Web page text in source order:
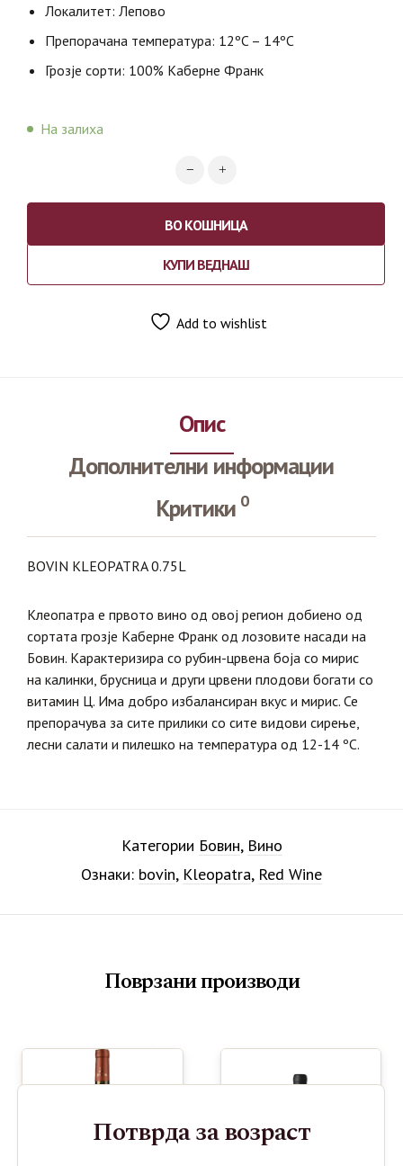
Локалитет: Лепово
Препорачана температура: 12ºC – 14ºC
Грозје сорти: 100% Каберне Франк
На залиха
ВО КОШНИЦА
КУПИ ВЕДНАШ
Add to wishlist
Опис
Дополнителни информации
Критики 0
BOVIN KLEOPATRA 0.75L
Клеопатра е првото вино од овој регион добиено од
сортата грозје Каберне Франк од лозовите насади на
Бовин. Карактеризира со рубин-црвена боја со мирис
на калинки, брусница и други црвени плодови богати со
витамин Ц. Има добро избалансиран вкус и мирис. Се
препорачува за сите прилики со сите видови сирење,
лесни салати и пилешко на температура од 12-14 ºС.
Категории Бовин, Вино
Ознаки: bovin, Kleopatra, Red Wine
Поврзани производи
Потврда за возраст